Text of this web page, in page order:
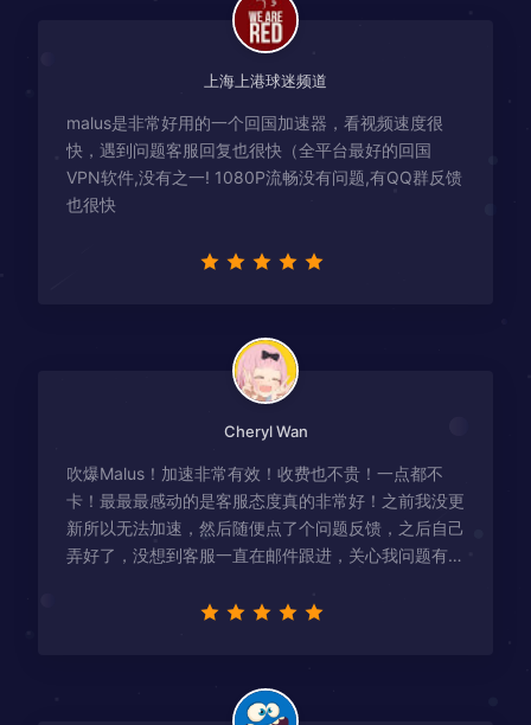
上海上港球迷频道
malus是非常好用的一个回国加速器，看视频速度很
快，遇到问题客服回复也很快（全平台最好的回国
VPN软件,没有之一! 1080P流畅没有问题,有QQ群反馈
也很快
Cheryl Wan
吹爆Malus！加速非常有效！收费也不贵！一点都不
卡！最最最感动的是客服态度真的非常好！之前我没更
新所以无法加速，然后随便点了个问题反馈，之后自己
弄好了，没想到客服一直在邮件跟进，关心我问题有没